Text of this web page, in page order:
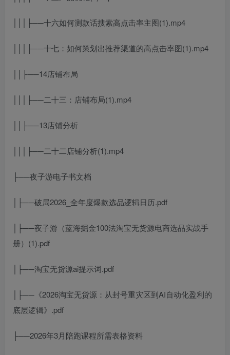
│││├──十六如何测款话搜索高点击率主图(1).mp4
│││├──十七：如何策划出推荐渠道的高点击率图(1).mp4
││├──14店铺布局
│││├──二十三：店铺布局(1).mp4
││├──13店铺分析
│││├──二十二店铺分析(1).mp4
├──夜子游电子书文档
│├──破局2026_全年度爆款选品逻辑日历.pdf
│├──夜子游（蓝海掘金100法淘宝无货源电商选品实战手
册）(1).pdf
│├──淘宝无货源ai提示词.pdf
│├──《2026淘宝无货源：从封号重灾区到AI自动化盈利的
底层逻辑》.pdf
├──2026年3月陪跑课程所需表格资料